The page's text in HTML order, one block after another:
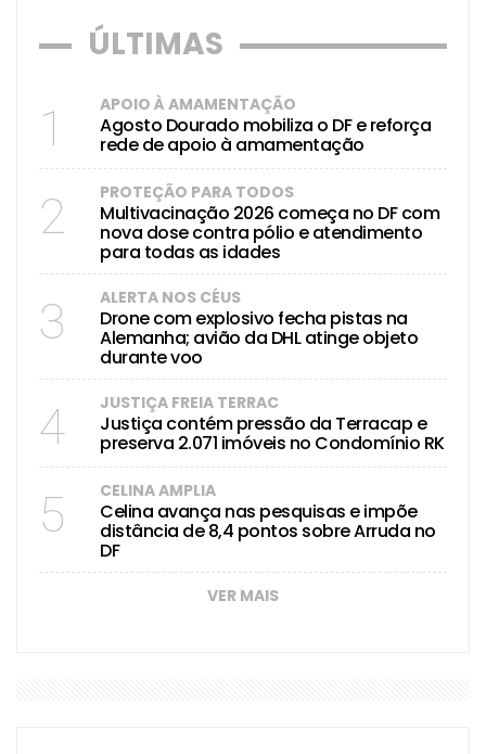
ÚLTIMAS
1 APOIO À AMAMENTAÇÃO
Agosto Dourado mobiliza o DF e reforça
rede de apoio à amamentação
2 PROTEÇÃO PARA TODOS
Multivacinação 2026 começa no DF com
nova dose contra pólio e atendimento
para todas as idades
3 ALERTA NOS CÉUS
Drone com explosivo fecha pistas na
Alemanha; avião da DHL atinge objeto
durante voo
4 JUSTIÇA FREIA TERRAC
Justiça contém pressão da Terracap e
preserva 2.071 imóveis no Condomínio RK
5 CELINA AMPLIA
Celina avança nas pesquisas e impõe
distância de 8,4 pontos sobre Arruda no
DF
VER MAIS